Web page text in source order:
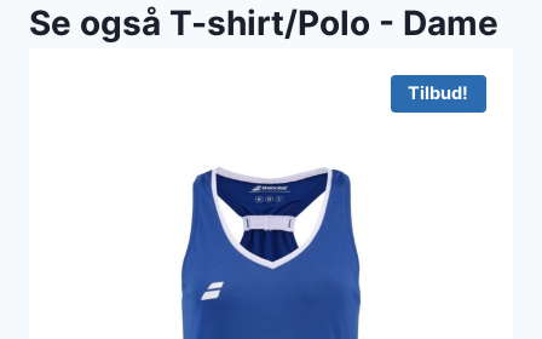
Se også T-shirt/Polo - Dame
Tilbud!